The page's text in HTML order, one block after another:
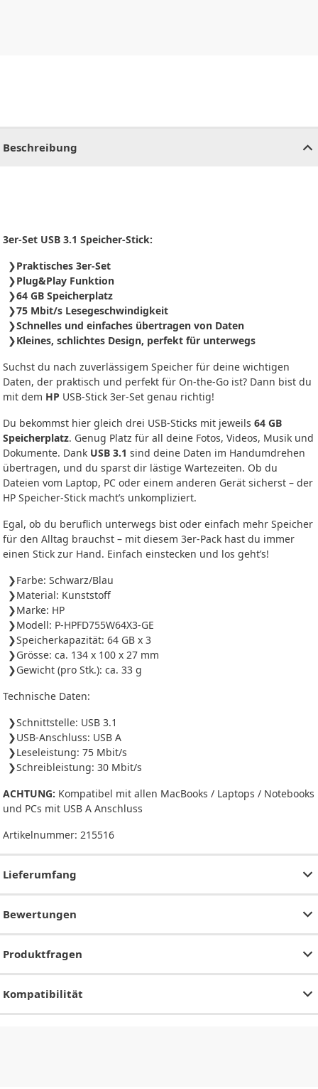
Beschreibung
3er-Set USB 3.1 Speicher-Stick:
Praktisches 3er-Set
Plug&Play Funktion
64 GB Speicherplatz
75 Mbit/s Lesegeschwindigkeit
Schnelles und einfaches übertragen von Daten
Kleines, schlichtes Design, perfekt für unterwegs
Suchst du nach zuverlässigem Speicher für deine wichtigen
Daten, der praktisch und perfekt für On-the-Go ist? Dann bist du
mit dem HP USB-Stick 3er-Set genau richtig!
Du bekommst hier gleich drei USB-Sticks mit jeweils 64 GB
Speicherplatz. Genug Platz für all deine Fotos, Videos, Musik und
Dokumente. Dank USB 3.1 sind deine Daten im Handumdrehen
übertragen, und du sparst dir lästige Wartezeiten. Ob du
Dateien vom Laptop, PC oder einem anderen Gerät sicherst – der
HP Speicher-Stick macht’s unkompliziert.
Egal, ob du beruflich unterwegs bist oder einfach mehr Speicher
für den Alltag brauchst – mit diesem 3er-Pack hast du immer
einen Stick zur Hand. Einfach einstecken und los geht’s!
Farbe: Schwarz/Blau
Material: Kunststoff
Marke: HP
Modell: P-HPFD755W64X3-GE
Speicherkapazität: 64 GB x 3
Grösse: ca. 134 x 100 x 27 mm
Gewicht (pro Stk.): ca. 33 g
Technische Daten:
Schnittstelle: USB 3.1
USB-Anschluss: USB A
Leseleistung: 75 Mbit/s
Schreibleistung: 30 Mbit/s
ACHTUNG: Kompatibel mit allen MacBooks / Laptops / Notebooks
und PCs mit USB A Anschluss
Artikelnummer: 215516
Lieferumfang
Bewertungen
Produktfragen
Kompatibilität